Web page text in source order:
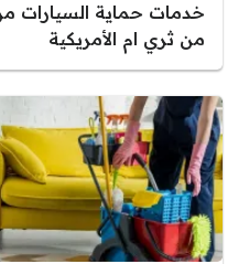
خدمات حماية السيارات
من ثري ام الأمريكية